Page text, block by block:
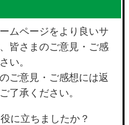
ムページをより良いサ
皆さまのご意見・ご感
い。
ご意見・ご感想には返
了承ください。
に立ちましたか？